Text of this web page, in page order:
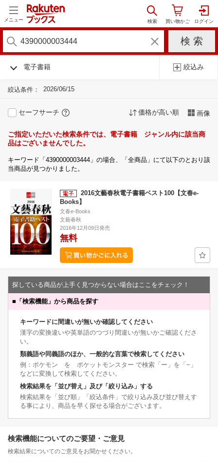
メニュー
電子書籍 絞込み
絞込条件： 2026/06/15
セーフサーチ 価格が高い順 画像
ご指定いただいた検索条件では、電子書籍 ジャンル内に該当商
品はございませんでした。
キーワード「4390000003444」の場合、「全商品」にて以下のとおり該
当商品が見つかりました。
2016文藝春秋電子書籍ベスト100【文春e-
Books】
文春e-Books
文藝春秋
2016年12月09日発売
無料
探している商品が上手く見つからない場合はここをチェック！
■ 「検索機能」から商品を探す
キーワードに間違いが無いか確認してください
漢字の変換違いや英単語のつづり間違いが無いかご確認くださ
い。
類義語や同義語のほか、一般的な言葉で検索してください
例：ポケモン を ポケットモンスター で検索「ー」を「−」
などに変換して検索してください。
検索結果を「並び替え」及び「絞り込み」する
検索結果を「並び順」「絞込条件」で絞り込み及び並び替えす
る事により、商品を早く探せる場合がございます。
検索機能についてのご要望・ご意見
検索結果についてのご意見をお聞かせください。